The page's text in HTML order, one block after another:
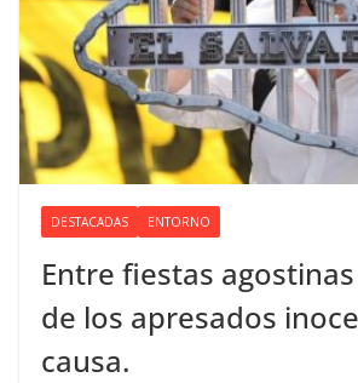
DESTACADAS ENTORNO
Entre fiestas
de los apresados
causa.